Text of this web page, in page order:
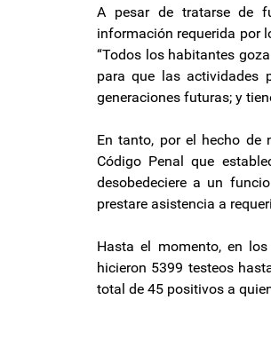
A pesar de tratarse de
información requerida por
“Todos los habitantes
para que las actividades
generaciones futuras; y
En tanto, por el hecho de
Código Penal que
desobedeciere a un
prestare asistencia a
Hasta el momento, en
hicieron 5399 testeos
total de 45 positivos a